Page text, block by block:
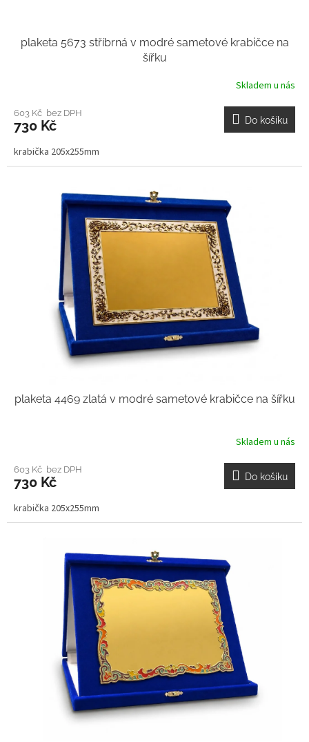
plaketa 5673 stříbrná v modré sametové krabičce na
šířku
Skladem u nás
603 Kč bez DPH
730 Kč Do košíku
krabička 205x255mm
plaketa 4469 zlatá v modré sametové krabičce na šířku
Skladem u nás
603 Kč bez DPH
730 Kč Do košíku
krabička 205x255mm